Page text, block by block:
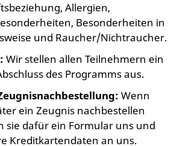
Allergien,
Besonderheiten in
und Raucher/Nichtraucher.
Wir stellen allen Teilnehmern ein
des Programms aus.
Wenn
ein Zeugnis nachbestellen
sie dafür ein Formular uns und
Kreditkartendaten an uns.